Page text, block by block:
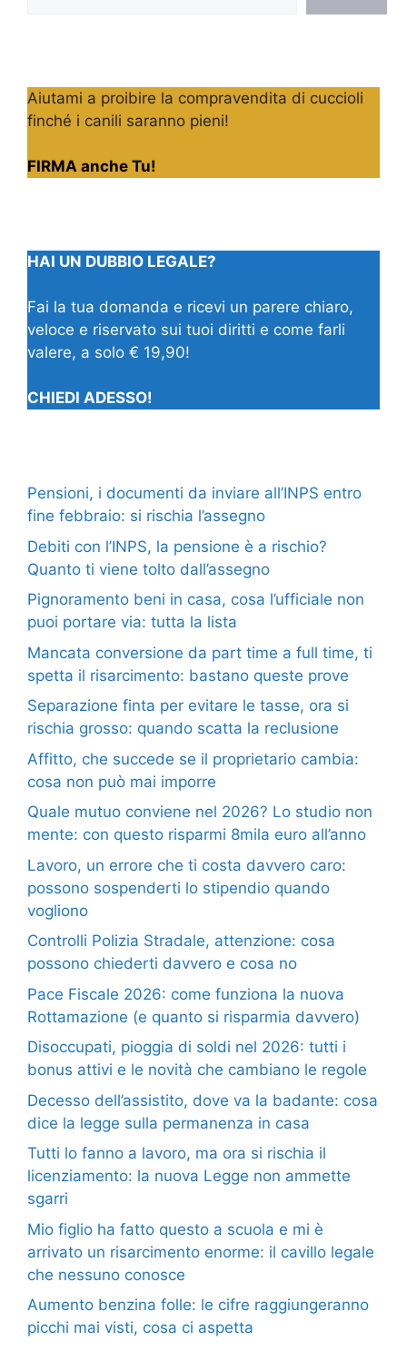
Aiutami a proibire la compravendita di cuccioli
finché i canili saranno pieni!
FIRMA anche Tu!
HAI UN DUBBIO LEGALE?
Fai la tua domanda e ricevi un parere chiaro,
veloce e riservato sui tuoi diritti e come farli
valere, a solo € 19,90!
CHIEDI ADESSO!
Pensioni, i documenti da inviare all’INPS entro
fine febbraio: si rischia l’assegno
Debiti con l’INPS, la pensione è a rischio?
Quanto ti viene tolto dall’assegno
Pignoramento beni in casa, cosa l’ufficiale non
puoi portare via: tutta la lista
Mancata conversione da part time a full time, ti
spetta il risarcimento: bastano queste prove
Separazione finta per evitare le tasse, ora si
rischia grosso: quando scatta la reclusione
Affitto, che succede se il proprietario cambia:
cosa non può mai imporre
Quale mutuo conviene nel 2026? Lo studio non
mente: con questo risparmi 8mila euro all’anno
Lavoro, un errore che ti costa davvero caro:
possono sospenderti lo stipendio quando
vogliono
Controlli Polizia Stradale, attenzione: cosa
possono chiederti davvero e cosa no
Pace Fiscale 2026: come funziona la nuova
Rottamazione (e quanto si risparmia davvero)
Disoccupati, pioggia di soldi nel 2026: tutti i
bonus attivi e le novità che cambiano le regole
Decesso dell’assistito, dove va la badante: cosa
dice la legge sulla permanenza in casa
Tutti lo fanno a lavoro, ma ora si rischia il
licenziamento: la nuova Legge non ammette
sgarri
Mio figlio ha fatto questo a scuola e mi è
arrivato un risarcimento enorme: il cavillo legale
che nessuno conosce
Aumento benzina folle: le cifre raggiungeranno
picchi mai visti, cosa ci aspetta